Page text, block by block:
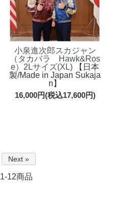
小泉進次郎スカジャン
（タカバラ Hawk&Ros
e）2Lサイズ(XL) 【日本
製/Made in Japan Sukaja
n】
16,000円(税込17,600円)
Next »
1-12商品